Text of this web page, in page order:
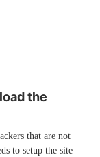
the
that are not
to setup the site